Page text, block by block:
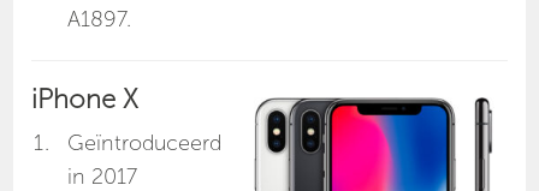
A1897.
iPhone X
Geïntroduceerd
in 2017